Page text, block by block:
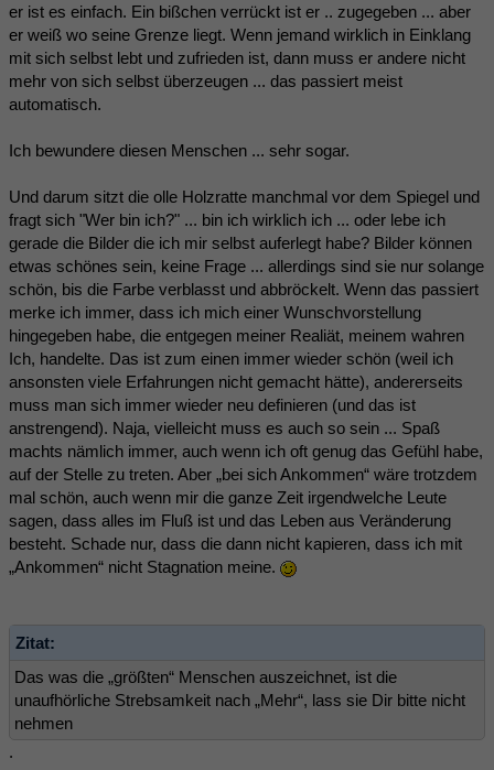
er ist es einfach. Ein bißchen verrückt ist er .. zugegeben ... aber
er weiß wo seine Grenze liegt. Wenn jemand wirklich in Einklang
mit sich selbst lebt und zufrieden ist, dann muss er andere nicht
mehr von sich selbst überzeugen ... das passiert meist
automatisch.
Ich bewundere diesen Menschen ... sehr sogar.
Und darum sitzt die olle Holzratte manchmal vor dem Spiegel und
fragt sich "Wer bin ich?" ... bin ich wirklich ich ... oder lebe ich
gerade die Bilder die ich mir selbst auferlegt habe? Bilder können
etwas schönes sein, keine Frage ... allerdings sind sie nur solange
schön, bis die Farbe verblasst und abbröckelt. Wenn das passiert
merke ich immer, dass ich mich einer Wunschvorstellung
hingegeben habe, die entgegen meiner Realiät, meinem wahren
Ich, handelte. Das ist zum einen immer wieder schön (weil ich
ansonsten viele Erfahrungen nicht gemacht hätte), andererseits
muss man sich immer wieder neu definieren (und das ist
anstrengend). Naja, vielleicht muss es auch so sein ... Spaß
machts nämlich immer, auch wenn ich oft genug das Gefühl habe,
auf der Stelle zu treten. Aber „bei sich Ankommen“ wäre trotzdem
mal schön, auch wenn mir die ganze Zeit irgendwelche Leute
sagen, dass alles im Fluß ist und das Leben aus Veränderung
besteht. Schade nur, dass die dann nicht kapieren, dass ich mit
„Ankommen“ nicht Stagnation meine.
Zitat:
Das was die „größten“ Menschen auszeichnet, ist die
unaufhörliche Strebsamkeit nach „Mehr“, lass sie Dir bitte nicht
nehmen
.